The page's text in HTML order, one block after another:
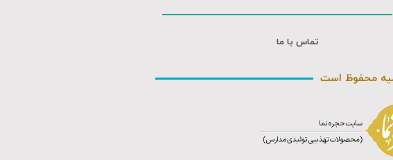
تماس با ما
محفوظ است